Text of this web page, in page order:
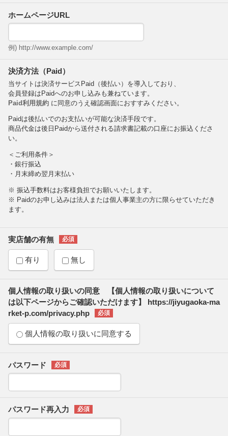
ホームページURL
例) http://www.example.com/
決済方法（Paid）
当サイトは決済サービスPaid（後払い）を導入しており、
会員登録はPaidへのお申し込みも兼ねています。
Paid利用規約に同意のうえ確認画面におすすみください。
Paidは後払いでのお支払いが可能な決済手段です。
商品代金は後日Paidから送付される請求書記載の口座にお振込くださ
い。
＜ご利用条件＞
・銀行振込
・月末締め翌月末払い
※ 振込手数料はお客様負担でお願いいたします。
※ Paidのお申し込みは法人または個人事業主の方に限らせていただき
ます。
実店舗の有無
有り 無し
個人情報の取り扱いの同意 【個人情報の取り扱いについて
は以下ページからご確認いただけます】 https://jiyugaoka-ma
rket-p.com/privacy.php
個人情報の取り扱いに同意する
パスワード
パスワード再入力